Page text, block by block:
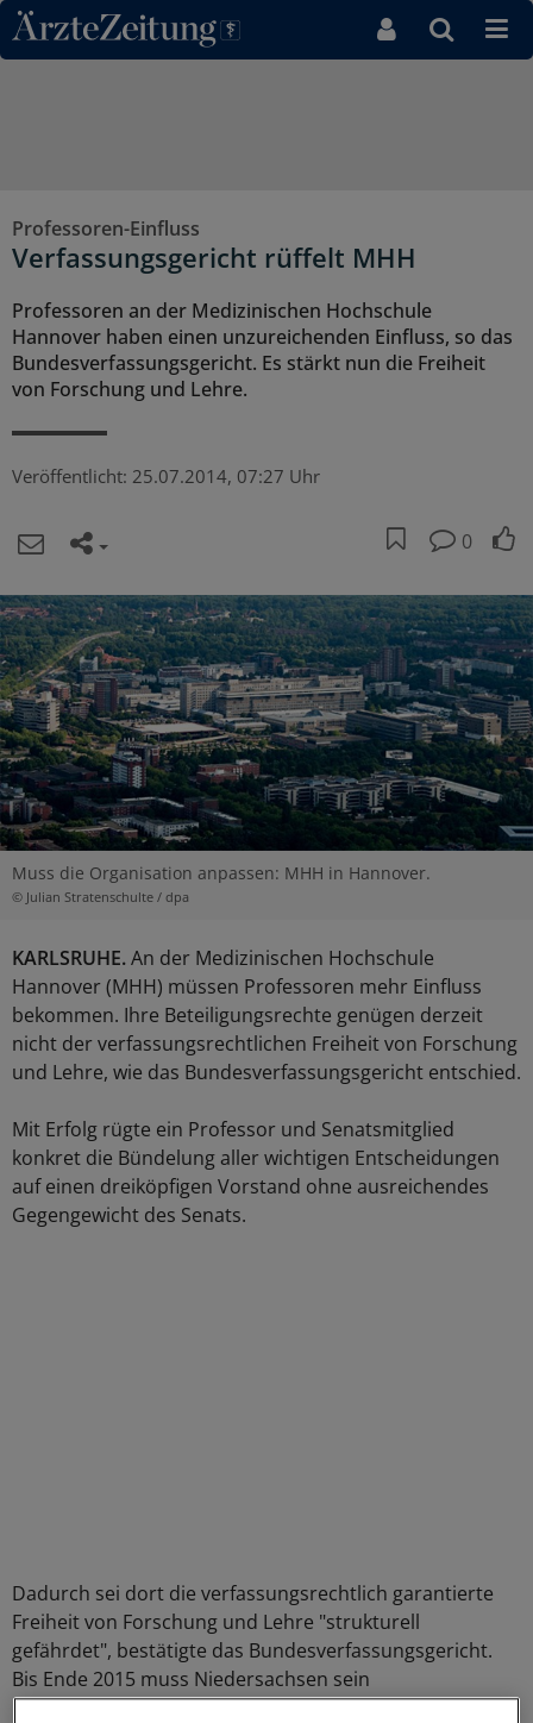
Direkt zum Inhaltsbereich
Professoren-Einfluss
Verfassungsgericht rüffelt MHH
Professoren an der Medizinischen Hochschule
Hannover haben einen unzureichenden Einfluss, so das
Bundesverfassungsgericht. Es stärkt nun die Freiheit
von Forschung und Lehre.
Veröffentlicht: 25.07.2014, 07:27 Uhr
0
Muss die Organisation anpassen: MHH in Hannover.
© Julian Stratenschulte / dpa
KARLSRUHE.An der Medizinischen Hochschule
Hannover (MHH) müssen Professoren mehr Einfluss
bekommen. Ihre Beteiligungsrechte genügen derzeit
nicht der verfassungsrechtlichen Freiheit von Forschung
und Lehre, wie das Bundesverfassungsgericht entschied.
Mit Erfolg rügte ein Professor und Senatsmitglied
konkret die Bündelung aller wichtigen Entscheidungen
auf einen dreiköpfigen Vorstand ohne ausreichendes
Gegengewicht des Senats.
Dadurch sei dort die verfassungsrechtlich garantierte
Freiheit von Forschung und Lehre "strukturell
gefährdet", bestätigte das Bundesverfassungsgericht.
Bis Ende 2015 muss Niedersachsen sein
Hochschulgesetz entsprechend ändern.